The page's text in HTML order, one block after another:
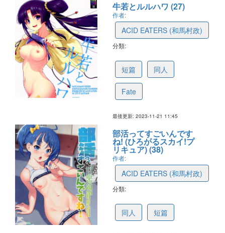
牛若とルルハワ (27)
作者:
ACID EATERS (和馬村政)
分類:
短篇 同人
Fate
最後更新: 2023-11-21 11:45
部活ってすごいんです
ね! (ひろがるスカイ!プ
リキュア) (38)
作者:
ACID EATERS (和馬村政)
分類:
同人 短篇